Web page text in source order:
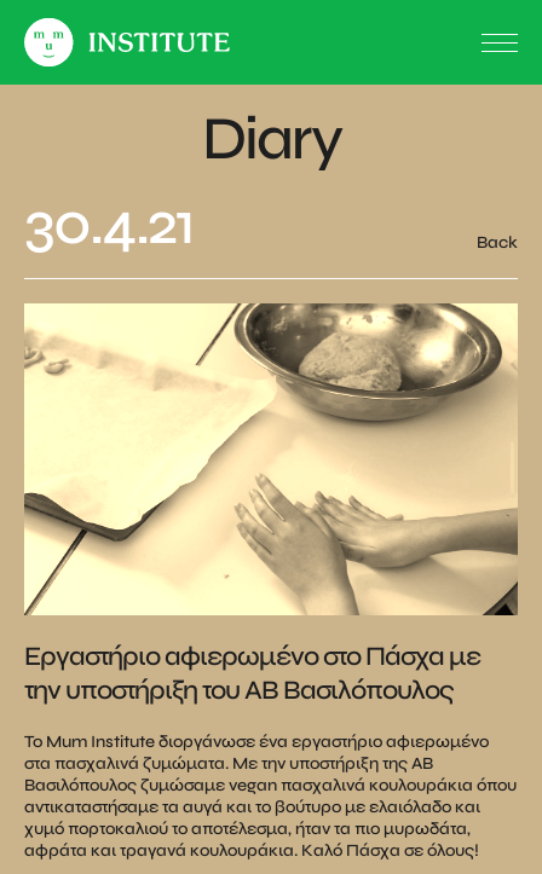
Diary
30.4.21
Back
Εργαστήριο αφιερωμένο στο Πάσχα με
την υποστήριξη του ΑΒ Βασιλόπουλος
To Μum Institute διοργάνωσε ένα εργαστήριο αφιερωμένο
στα πασχαλινά ζυμώματα. Με την υποστήριξη της ΑΒ
Βασιλόπουλος ζυμώσαμε vegan πασχαλινά κουλουράκια όπου
αντικαταστήσαμε τα αυγά και το βούτυρο με ελαιόλαδο και
χυμό πορτοκαλιού το αποτέλεσμα, ήταν τα πιο μυρωδάτα,
αφράτα και τραγανά κουλουράκια. Καλό Πάσχα σε όλους!